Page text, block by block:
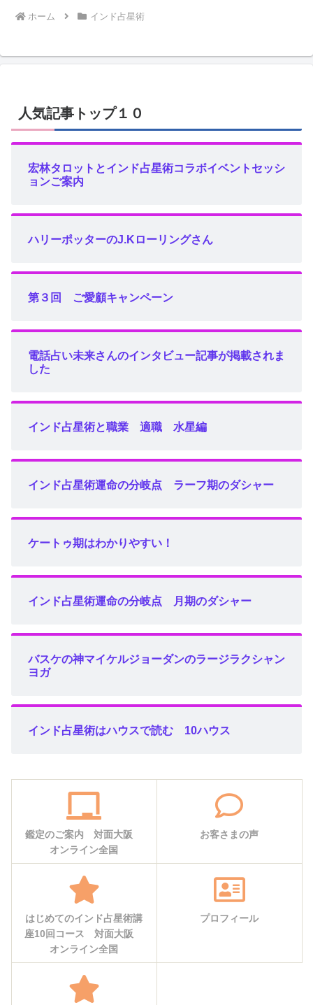
ホーム インド占星術
人気記事トップ１０
宏林タロットとインド占星術コラボイベントセッシ
ョンご案内
ハリーポッターのJ.Kローリングさん
第３回 ご愛顧キャンペーン
電話占い未来さんのインタビュー記事が掲載されま
した
インド占星術と職業 適職 水星編
インド占星術運命の分岐点 ラーフ期のダシャー
ケートゥ期はわかりやすい！
インド占星術運命の分岐点 月期のダシャー
バスケの神マイケルジョーダンのラージラクシャン
ヨガ
インド占星術はハウスで読む 10ハウス
鑑定のご案内 対面大阪
オンライン全国
お客さまの声
はじめてのインド占星術講
座10回コース 対面大阪
オンライン全国
プロフィール